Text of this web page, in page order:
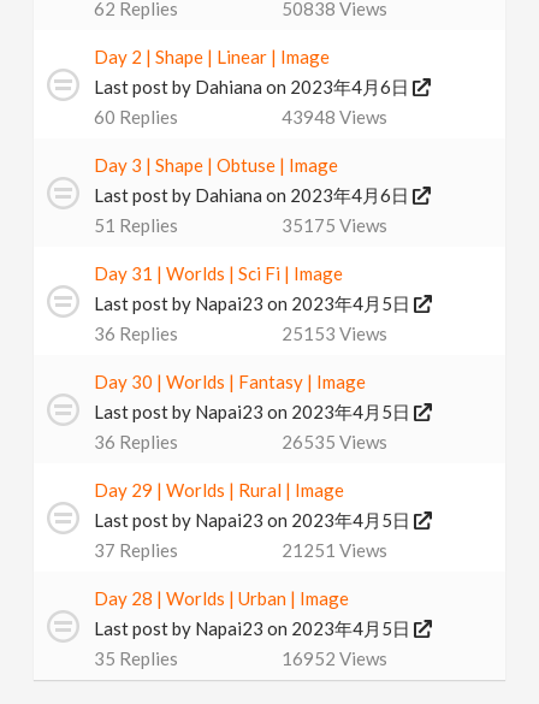
62 Replies 50838 Views
Day 2 | Shape | Linear | Image
Last post by Dahiana on 2023年4月6日
60 Replies 43948 Views
Day 3 | Shape | Obtuse | Image
Last post by Dahiana on 2023年4月6日
51 Replies 35175 Views
Day 31 | Worlds | Sci Fi | Image
Last post by Napai23 on 2023年4月5日
36 Replies 25153 Views
Day 30 | Worlds | Fantasy | Image
Last post by Napai23 on 2023年4月5日
36 Replies 26535 Views
Day 29 | Worlds | Rural | Image
Last post by Napai23 on 2023年4月5日
37 Replies 21251 Views
Day 28 | Worlds | Urban | Image
Last post by Napai23 on 2023年4月5日
35 Replies 16952 Views